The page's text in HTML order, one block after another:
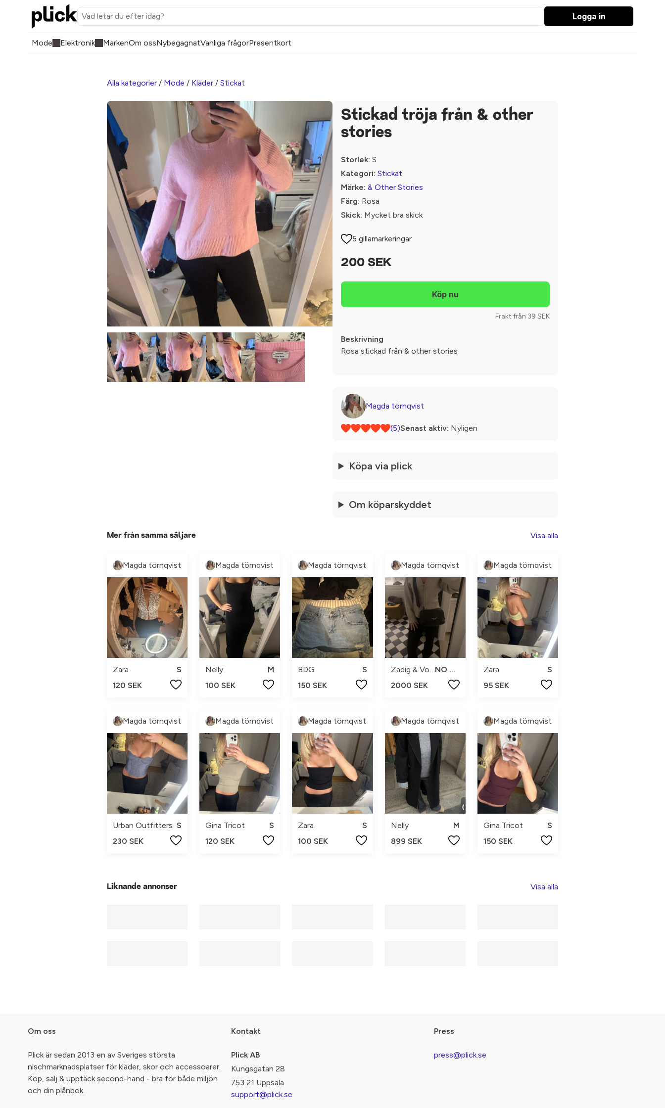
Logga in
Mode Elektronik MärkenOm ossNybegagnatVanliga frågorPresentkort
Alla kategorier / Mode / Kläder / Stickat
Stickad tröja från & other
stories
Storlek: S
Kategori: Stickat
Märke: & Other Stories
Färg: Rosa
Skick: Mycket bra skick
5 gillamarkeringar
200 SEK
Frakt från 39 SEK
Beskrivning
Rosa stickad från & other stories
Magda törnqvist
(5)Senast aktiv: Nyligen
Köpa via plick
Om köparskyddet
Mer från samma säljare Visa alla
Magda törnqvist
Zara
S
120 SEK
Magda törnqvist
Nelly
M
100 SEK
Magda törnqvist
BDG
S
150 SEK
Magda törnqvist
Zadig & Voltaire
NO SIZE
2000 SEK
Magda törnqvist
Zara
S
95 SEK
Magda törnqvist
Urban Outfitters S
230 SEK
Magda törnqvist
Gina Tricot
S
120 SEK
Magda törnqvist
Zara
S
100 SEK
Magda törnqvist
Nelly
M
899 SEK
Magda törnqvist
Gina Tricot
S
150 SEK
Liknande annonser Visa alla
Om oss
Plick är sedan 2013 en av Sveriges största
nischmarknadsplatser för kläder, skor och accessoarer.
Köp, sälj & upptäck second-hand - bra för både miljön
och din plånbok.
Kontakt
Plick AB
Kungsgatan 28
753 21 Uppsala
support@plick.se
Press
press@plick.se